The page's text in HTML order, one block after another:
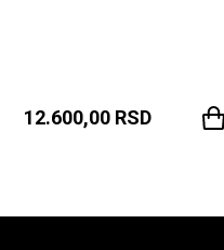
12.600,00 RSD